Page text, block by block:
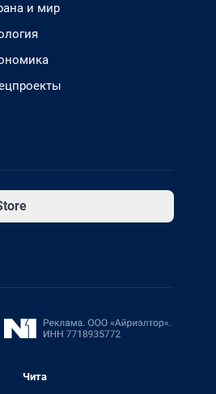
и мир
Чита